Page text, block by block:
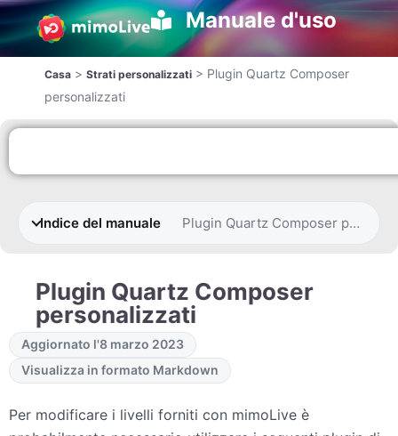
Manuale d'uso
Casa > Strati personalizzati > Plugin Quartz Composer
personalizzati
Indice del manuale Plugin Quartz Composer
Plugin Quartz Composer
personalizzati
Aggiornato l'8 marzo 2023
Visualizza in formato Markdown
Per modificare i livelli forniti con mimoLive è